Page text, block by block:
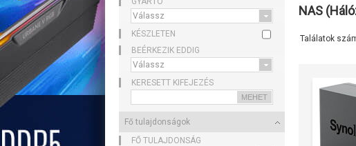
KÉSZLETEN
BEÉRKEZIK EDDIG
KERESETT KIFEJEZÉS
Fő tulajdonságok
FŐ TULAJDONSÁG
NAS
Találatok